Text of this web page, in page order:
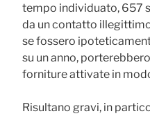
tempo individuato, 657
da un contatto
se fossero
su un anno,
forniture attivate in
Risultano gravi, in